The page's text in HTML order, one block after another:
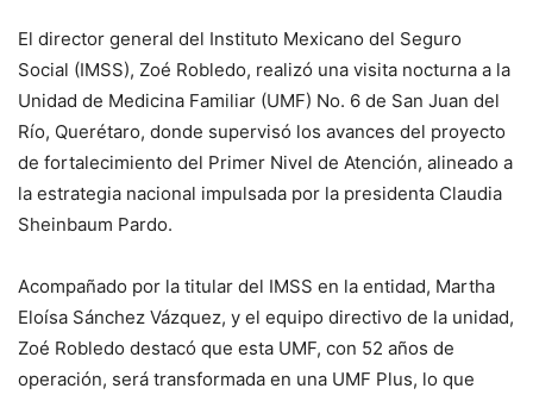
El director general del Instituto Mexicano del Seguro
Social (IMSS), Zoé Robledo, realizó una visita nocturna a la
Unidad de Medicina Familiar (UMF) No. 6 de San Juan del
Río, Querétaro, donde supervisó los avances del proyecto
de fortalecimiento del Primer Nivel de Atención, alineado a
la estrategia nacional impulsada por la presidenta Claudia
Sheinbaum Pardo.
Acompañado por la titular del IMSS en la entidad, Martha
Eloísa Sánchez Vázquez, y el equipo directivo de la unidad,
Zoé Robledo destacó que esta UMF, con 52 años de
operación, será transformada en una UMF Plus, lo que